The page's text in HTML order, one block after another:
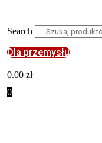
Search
Dla przemysłu
0.00zł
0